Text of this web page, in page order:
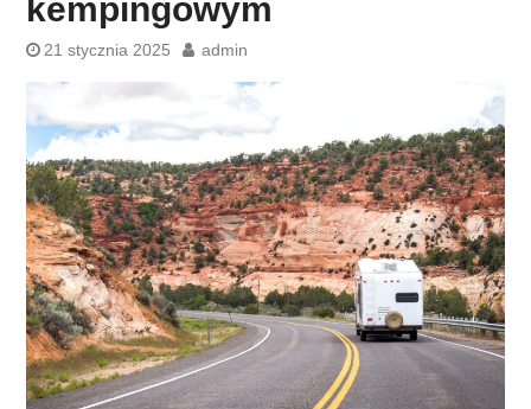
kempingowym
21 stycznia 2025 admin